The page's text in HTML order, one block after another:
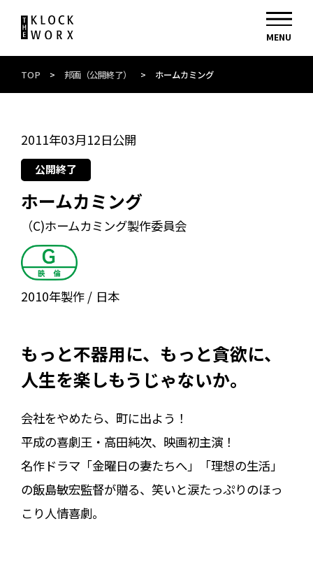
TOP > 邦画（公開終了） > ホームカミング
2011年03月12日公開
公開終了
ホームカミング
（C)ホームカミング製作委員会
2010年製作 日本
もっと不器用に、もっと貪欲に、
人生を楽しもうじゃないか。
会社をやめたら、町に出よう！
平成の喜劇王・高田純次、映画初主演！
名作ドラマ「金曜日の妻たちへ」「理想の生活」
の飯島敏宏監督が贈る、笑いと涙たっぷりのほっ
こり人情喜劇。